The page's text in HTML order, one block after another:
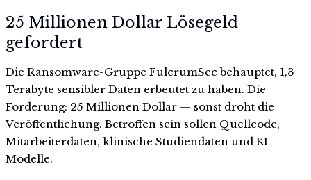
25 Millionen Dollar Lösegeld
gefordert
Die Ransomware-Gruppe FulcrumSec behauptet, 1,3
Terabyte sensibler Daten erbeutet zu haben. Die
Forderung: 25 Millionen Dollar — sonst droht die
Veröffentlichung. Betroffen sein sollen Quellcode,
Mitarbeiterdaten, klinische Studiendaten und KI-
Modelle.